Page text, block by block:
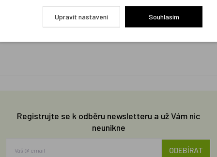
Objednávky obsahující jen skladové položky
expedujeme i v den objednávky, ostatní dle dodací
Registrujte se k odběru newsletteru a už Vám nic
neunikne
ODEBÍRAT
Upravit nastavení Souhlasím